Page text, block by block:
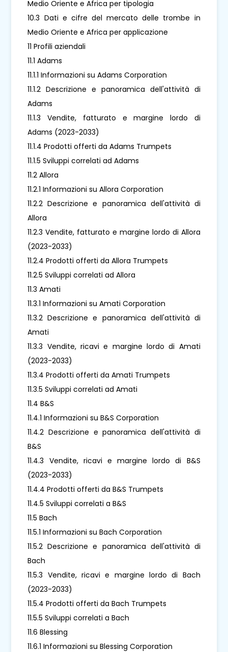
Medio Oriente e Africa per tipologia
10.3 Dati e cifre del mercato delle trombe in
Medio Oriente e Africa per applicazione
11 Profili aziendali
11.1 Adams
11.1.1 Informazioni su Adams Corporation
11.1.2 Descrizione e panoramica dell'attività di
Adams
11.1.3 Vendite, fatturato e margine lordo di
Adams (2023-2033)
11.1.4 Prodotti offerti da Adams Trumpets
11.1.5 Sviluppi correlati ad Adams
11.2 Allora
11.2.1 Informazioni su Allora Corporation
11.2.2 Descrizione e panoramica dell'attività di
Allora
11.2.3 Vendite, fatturato e margine lordo di Allora
(2023-2033)
11.2.4 Prodotti offerti da Allora Trumpets
11.2.5 Sviluppi correlati ad Allora
11.3 Amati
11.3.1 Informazioni su Amati Corporation
11.3.2 Descrizione e panoramica dell'attività di
Amati
11.3.3 Vendite, ricavi e margine lordo di Amati
(2023-2033)
11.3.4 Prodotti offerti da Amati Trumpets
11.3.5 Sviluppi correlati ad Amati
11.4 B&S
11.4.1 Informazioni su B&S Corporation
11.4.2 Descrizione e panoramica dell'attività di
B&S
11.4.3 Vendite, ricavi e margine lordo di B&S
(2023-2033)
11.4.4 Prodotti offerti da B&S Trumpets
11.4.5 Sviluppi correlati a B&S
11.5 Bach
11.5.1 Informazioni su Bach Corporation
11.5.2 Descrizione e panoramica dell'attività di
Bach
11.5.3 Vendite, ricavi e margine lordo di Bach
(2023-2033)
11.5.4 Prodotti offerti da Bach Trumpets
11.5.5 Sviluppi correlati a Bach
11.6 Blessing
11.6.1 Informazioni su Blessing Corporation